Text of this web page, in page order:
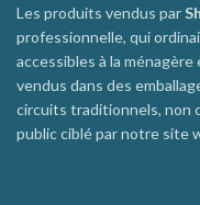
Les produits vendus par
professionnelle, qui
accessibles à la
vendus dans des
circuits traditionnels, non
public ciblé par notre site